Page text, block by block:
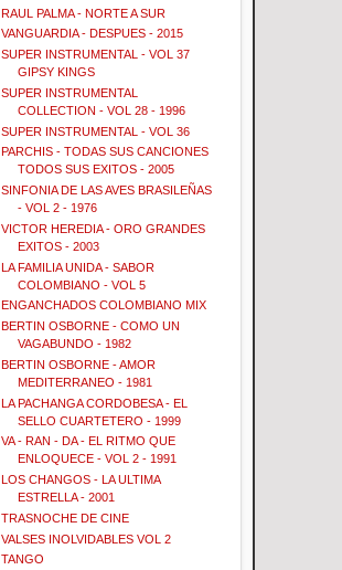
RAUL PALMA - NORTE A SUR
VANGUARDIA - DESPUES - 2015
SUPER INSTRUMENTAL - VOL 37
GIPSY KINGS
SUPER INSTRUMENTAL
COLLECTION - VOL 28 - 1996
SUPER INSTRUMENTAL - VOL 36
PARCHIS - TODAS SUS CANCIONES
TODOS SUS EXITOS - 2005
SINFONIA DE LAS AVES BRASILEÑAS
- VOL 2 - 1976
VICTOR HEREDIA - ORO GRANDES
EXITOS - 2003
LA FAMILIA UNIDA - SABOR
COLOMBIANO - VOL 5
ENGANCHADOS COLOMBIANO MIX
BERTIN OSBORNE - COMO UN
VAGABUNDO - 1982
BERTIN OSBORNE - AMOR
MEDITERRANEO - 1981
LA PACHANGA CORDOBESA - EL
SELLO CUARTETERO - 1999
VA - RAN - DA - EL RITMO QUE
ENLOQUECE - VOL 2 - 1991
LOS CHANGOS - LA ULTIMA
ESTRELLA - 2001
TRASNOCHE DE CINE
VALSES INOLVIDABLES VOL 2
TANGO